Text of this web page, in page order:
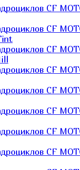
CF
CF
CF
CF
CF
CF
CF
CF